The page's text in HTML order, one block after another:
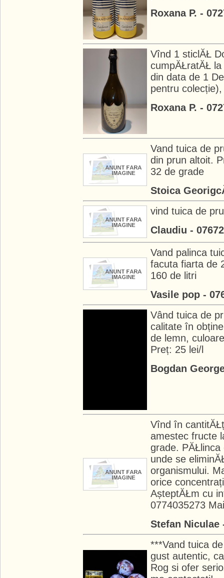
Roxana P. -
Vînd 1 sticlĂŁ
cumpĂŁratĂŁ
din data de 1
pentru
Roxana P. -
Vand tuica de
din prun altoit.
32 de grade
Stoica
vind tuica de
Claudiu -
Vand palinca
facuta fiarta de
160 de litri
Vasile pop -
Vând tuica de
calitate în
de lemn,
Preț: 25 lei/l
Bogdan
Vînd în
amestec fructe
grade.
unde se
organismului.
orice
AșteptĂŁm cu
0774035273
Stefan Niculae
***Vand tuica
gust autentic,
Rog si ofer